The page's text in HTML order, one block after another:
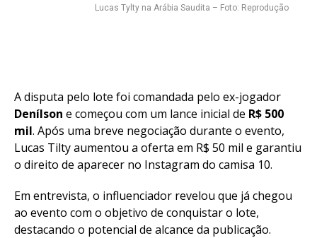
Lucas Tylty na Arábia Saudita – Foto: Reprodução
A disputa pelo lote foi comandada pelo ex-jogador
Denílson e começou com um lance inicial de R$ 500
mil. Após uma breve negociação durante o evento,
Lucas Tilty aumentou a oferta em R$ 50 mil e garantiu
o direito de aparecer no Instagram do camisa 10.
Em entrevista, o influenciador revelou que já chegou
ao evento com o objetivo de conquistar o lote,
destacando o potencial de alcance da publicação.